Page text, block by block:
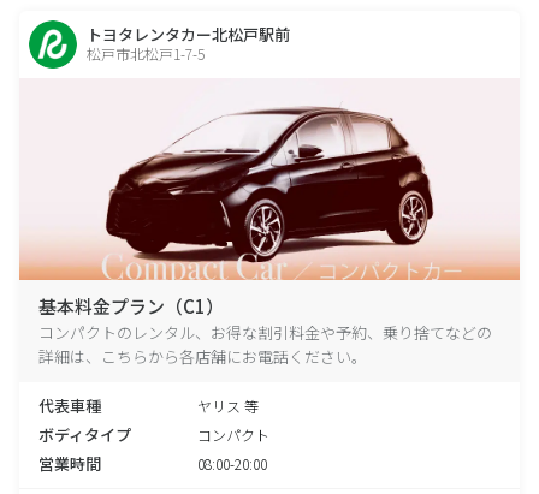
トヨタレンタカー北松戸駅前
松戸市北松戸1-7-5
基本料金プラン（C1）
コンパクトのレンタル、お得な割引料金や予約、乗り捨てなどの
詳細は、こちらから各店舗にお電話ください。
代表車種 ヤリス 等
ボディタイプ コンパクト
営業時間 08:00-20:00